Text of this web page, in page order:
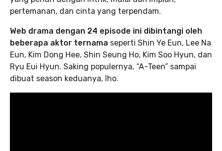
pertemanan, dan cinta yang terpendam.
Web drama dengan 24 episode ini dibintangi oleh
beberapa aktor ternama seperti Shin Ye Eun, Lee Na
Eun, Kim Dong Hee, Shin Seung Ho, Kim Soo Hyun, dan
Ryu Eui Hyun. Saking populernya, “A-Teen” sampai
dibuat season keduanya, lho.